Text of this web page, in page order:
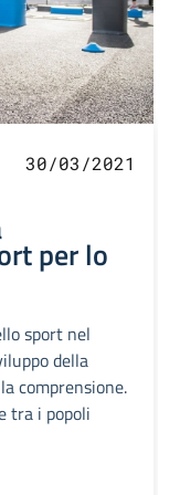
30/03/2021
per lo
sport nel
della
comprensione.
tra i popoli